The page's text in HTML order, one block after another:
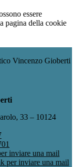
essere
pagina della cookie
Vincenzo Gioberti
33 – 10124
inviare una mail
per inviare una mail